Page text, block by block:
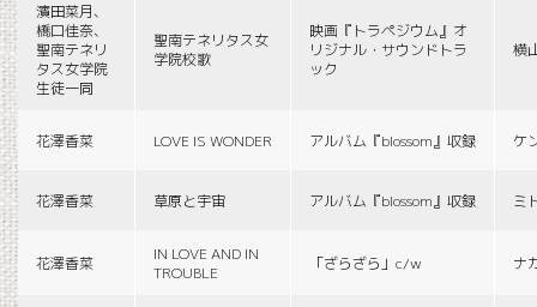
濱田菜月、
橋口佳奈、
聖南テネリ
タス女学院
生徒一同
聖南テネリタス女
学院校歌
映画『トラペジウム』オ
リジナル・サウンドトラ
ック
横
花澤香菜 LOVE IS WONDER アルバム『blossom』収録 ケ
花澤香菜 草原と宇宙 アルバム『blossom』収録 ミ
花澤香菜
IN LOVE AND IN
TROUBLE
「ざらざら」c/w ナ